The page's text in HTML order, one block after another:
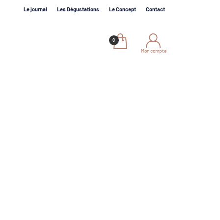
Le journal Les Dégustations Le Concept Contact
Mon compte